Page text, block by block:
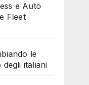
e Auto
Fleet
le
degli italiani